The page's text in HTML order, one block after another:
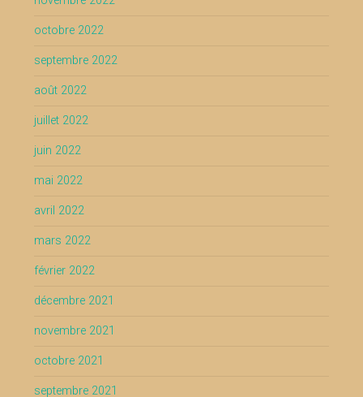
octobre 2022
septembre 2022
août 2022
juillet 2022
juin 2022
mai 2022
avril 2022
mars 2022
février 2022
décembre 2021
novembre 2021
octobre 2021
septembre 2021